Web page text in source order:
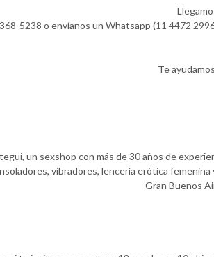
5238 o envíanos un Whatsapp (11 4472
Te
un sexshop con más de 30 años de
vibradores, lencería erótica
Gran Buenos